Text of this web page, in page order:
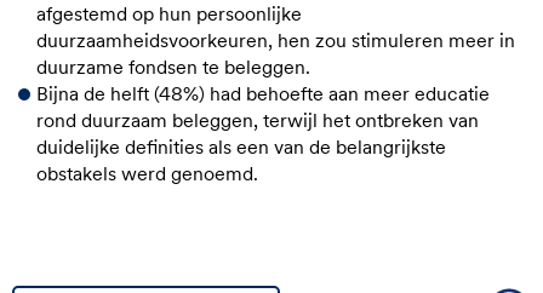
afgestemd op hun persoonlijke
duurzaamheidsvoorkeuren, hen zou stimuleren meer in
duurzame fondsen te beleggen.
Bijna de helft (48%) had behoefte aan meer educatie
rond duurzaam beleggen, terwijl het ontbreken van
duidelijke definities als een van de belangrijkste
obstakels werd genoemd.